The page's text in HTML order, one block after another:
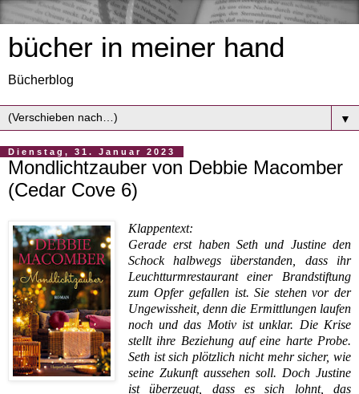
bücher in meiner hand
Bücherblog
▼
Dienstag, 31. Januar 2023
Mondlichtzauber von Debbie Macomber
(Cedar Cove 6)
Klappentext:
Gerade erst haben Seth und Justine den
Schock halbwegs überstanden, dass ihr
Leuchtturmrestaurant einer Brandstiftung
zum Opfer gefallen ist. Sie stehen vor der
Ungewissheit, denn die Ermittlungen laufen
noch und das Motiv ist unklar. Die Krise
stellt ihre Beziehung auf eine harte Probe.
Seth ist sich plötzlich nicht mehr sicher, wie
seine Zukunft aussehen soll. Doch Justine
ist überzeugt, dass es sich lohnt, das